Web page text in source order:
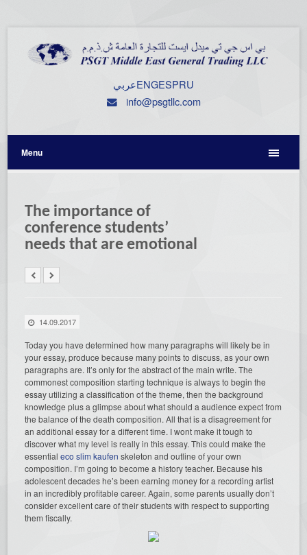
عربيENGESPRU
info@psgtllc.com
Menu
The importance of
conference students’
needs that are emotional
14.09.2017
Today you have determined how many paragraphs will likely be in
your essay, produce because many points to discuss, as your own
paragraphs are. It’s only for the abstract of the main write. The
commonest composition starting technique is always to begin the
essay utilizing a classification of the theme, then the background
knowledge plus a glimpse about what should a audience expect from
the balance of the death composition. All that is a disagreement for
an additional essay for a different time. I wont make it tough to
discover what my level is really in this essay. This could make the
essentialeco slim kaufen skeleton and outline of your own
composition. I’m going to become a history teacher. Because his
adolescent decades he’s been earning money for a recording artist
in an incredibly profitable career. Again, some parents usually don’t
consider excellent care of their students with respect to supporting
them fiscally.